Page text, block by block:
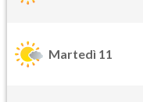
Martedì 11